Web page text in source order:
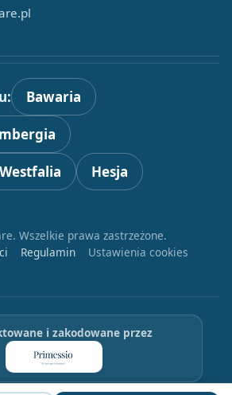
Bawaria
Hesja
Wszelkie prawa zastrzeżone.
Regulamin
Ustawienia cookies
i zakodowane przez